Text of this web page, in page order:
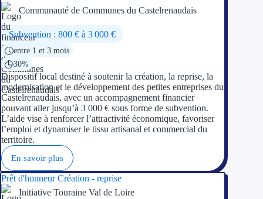
Communauté de Communes du Castelrenaudais
Subvention : 800 € à 3 000 €
entre 1 et 3 mois
30%
Dispositif local destiné à soutenir la création, la reprise, la
modernisation et le développement des petites entreprises du
Castelrenaudais, avec un accompagnement financier
pouvant aller jusqu’à 3 000 € sous forme de subvention.
L’aide vise à renforcer l’attractivité économique, favoriser
l’emploi et dynamiser le tissu artisanal et commercial du
territoire.
En savoir plus
Prêt d'honneur Création - reprise
Initiative Touraine Val de Loire